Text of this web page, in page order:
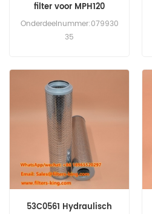
filter voor MPH120
Onderdeelnummer:079930
35
vervanging MOQ:60 stuks
Compatibiliteit:Bomag
MPH120 MPH122 MPH125
RS460 RS500 RS650.
53C0561 Hydraulisch